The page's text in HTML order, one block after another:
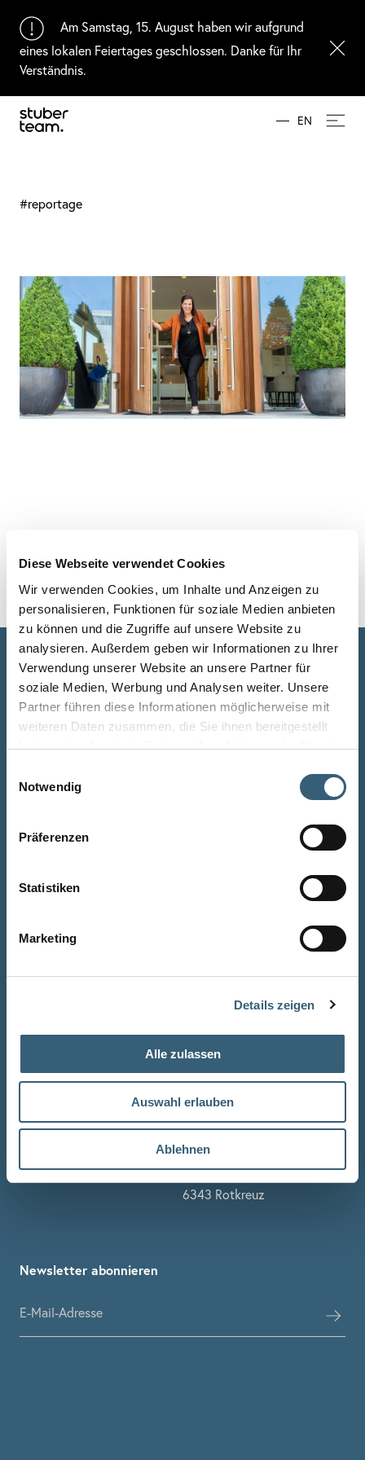
Diese Webseite verwendet Cookies
Wir verwenden Cookies, um Inhalte und Anzeigen zu
personalisieren, Funktionen für soziale Medien anbieten
zu können und die Zugriffe auf unsere Website zu
analysieren. Außerdem geben wir Informationen zu Ihrer
Verwendung unserer Website an unsere Partner für
soziale Medien, Werbung und Analysen weiter. Unsere
Partner führen diese Informationen möglicherweise mit
weiteren Daten zusammen, die Sie ihnen bereitgestellt
haben oder die sie im Rahmen Ihrer Nutzung der Dienste
Notwendig
Präferenzen
Statistiken
Marketing
Details zeigen
Alle zulassen
Auswahl erlauben
Ablehnen
Am Samstag, 15. August haben wir aufgrund
eines lokalen Feiertages geschlossen. Danke für Ihr
Verständnis.
EN
#reportage
Gemeinsam Räume fürs Leben
gestalten.Vereinbaren Sie einen
Termin für Ihre persönliche Beratung.
Stuber Team
Erlenstrasse 1
6343 Rotkreuz
Aufzug
Gestaltung & Beratung
Newsletter abonnieren